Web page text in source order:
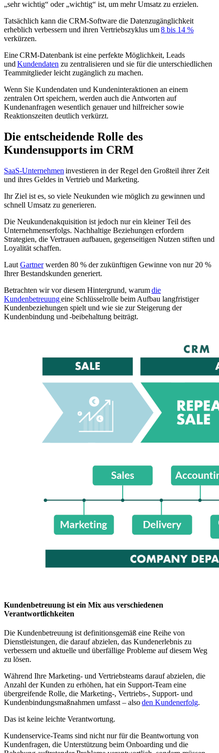
„sehr wichtig“ oder „wichtig“ ist, um mehr Umsatz zu erzielen.
Tatsächlich kann die CRM-Software die Datenzugänglichkeit
erheblich verbessern und ihren Vertriebszyklus um8 bis 14 %
verkürzen.
Eine CRM-Datenbank ist eine perfekte Möglichkeit, Leads
und Kundendaten zu zentralisieren und sie für die unterschiedlichen
Teammitglieder leicht zugänglich zu machen.
Wenn Sie Kundendaten und Kundeninteraktionen an einem
zentralen Ort speichern, werden auch die Antworten auf
Kundenanfragen wesentlich genauer und hilfreicher sowie
Reaktionszeiten deutlich verkürzt.
Die entscheidende Rolle des
Kundensupports im CRM
SaaS-Unternehmen investieren in der Regel den Großteil ihrer Zeit
und ihres Geldes in Vertrieb und Marketing.
Ihr Ziel ist es, so viele Neukunden wie möglich zu gewinnen und
schnell Umsatz zu generieren.
Die Neukundenakquisition ist jedoch nur ein kleiner Teil des
Unternehmenserfolgs. Nachhaltige Beziehungen erfordern
Strategien, die Vertrauen aufbauen, gegenseitigen Nutzen stiften und
Loyalität schaffen.
Laut Gartnerwerden 80 % der zukünftigen Gewinne von nur 20 %
Ihrer Bestandskunden generiert.
Betrachten wir vor diesem Hintergrund, warumdie
Kundenbetreuungeine Schlüsselrolle beim Aufbau langfristiger
Kundenbeziehungen spielt und wie sie zur Steigerung der
Kundenbindung und -beibehaltung beiträgt.
Kundenbetreuung ist ein Mix aus verschiedenen
Verantwortlichkeiten
Die Kundenbetreuung ist definitionsgemäß eine Reihe von
Dienstleistungen, die darauf abzielen, das Kundenerlebnis zu
verbessern und aktuelle und überfällige Probleme auf diesem Weg
zu lösen.
Während Ihre Marketing- und Vertriebsteams darauf abzielen, die
Anzahl der Kunden zu erhöhen, hat ein Support-Team eine
übergreifende Rolle, die Marketing-, Vertriebs-, Support- und
Kundenbindungsmaßnahmen umfasst – alsoden Kundenerfolg.
Das ist keine leichte Verantwortung.
Kundenservice-Teams sind nicht nur für die Beantwortung von
Kundenfragen, die Unterstützung beim Onboarding und die